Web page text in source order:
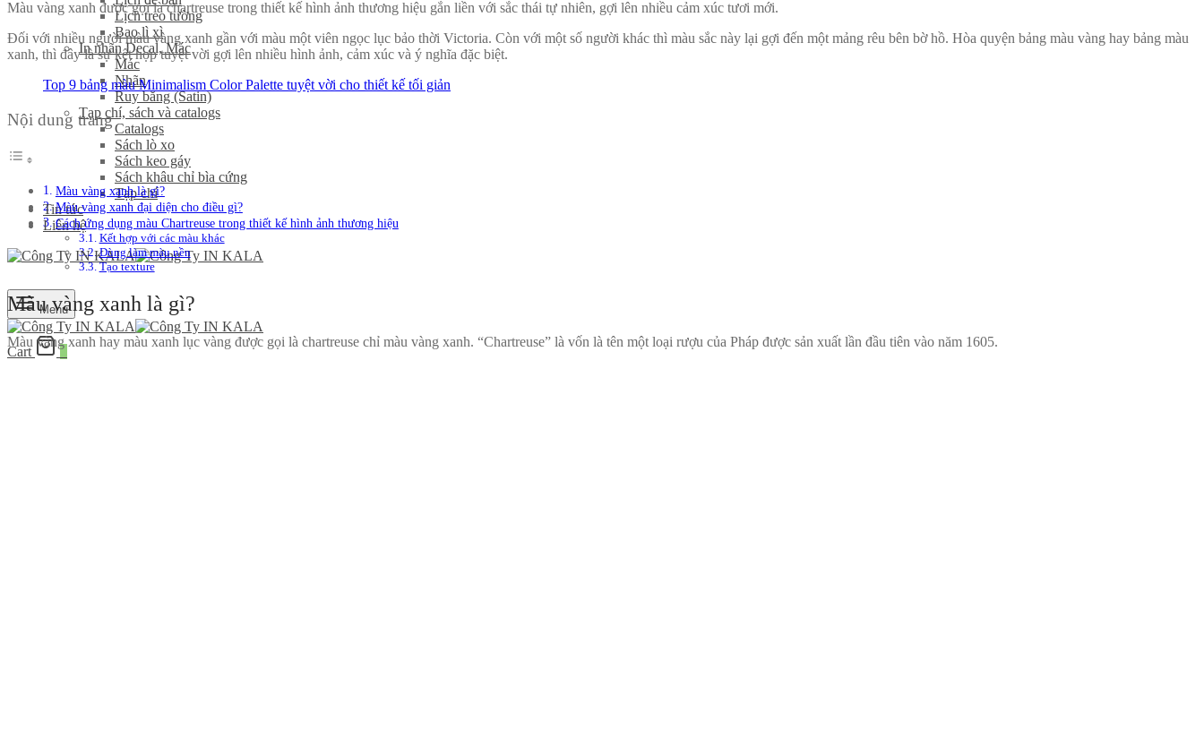
Lịch treo tường
Bao lì xì
In nhãn Decal, Mác
Mác
Nhãn
Ruy băng (Satin)
Tạp chí, sách và catalogs
Catalogs
Sách lò xo
Sách keo gáy
Sách khâu chỉ bìa cứng
Tạp chí
Tin tức
Liên hệ
Menu
Cart 0
Màu vàng xanh được gọi là chartreuse trong thiết kế hình ảnh thương hiệu gắn liền với sắc thái tự nhiên, gợi lên nhiều cảm xúc tươi mới.
Đối với nhiều người màu vàng xanh gần với màu một viên ngọc lục bảo thời Victoria. Còn với một số người khác thì màu sắc này lại gợi đến một mảng rêu bên bờ hồ. Hòa quyện bảng màu vàng hay bảng màu
xanh, thì đây là sự kết hợp tuyệt vời gợi lên nhiều hình ảnh, cảm xúc và ý nghĩa đặc biệt.
Top 9 bảng màu Minimalism Color Palette tuyệt vời cho thiết kế tối giản
Nội dung trang
Màu vàng xanh là gì?
Màu vàng xanh đại diện cho điều gì?
Cách ứng dụng màu Chartreuse trong thiết kế hình ảnh thương hiệu
Kết hợp với các màu khác
Dùng làm màu nền
Tạo texture
Màu vàng xanh là gì?
Màu vàng xanh hay màu xanh lục vàng được gọi là chartreuse chỉ màu vàng xanh. “Chartreuse” là vốn là tên một loại rượu của Pháp được sản xuất lần đầu tiên vào năm 1605.